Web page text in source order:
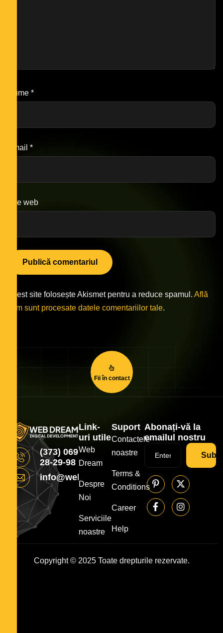
Nume *
Email *
Site web
Acest site folosește Akismet pentru a reduce spamul. Află
cum sunt procesate datele comentariilor tale.
Fii în contact
(373) 069
28-29-98
info@webdream.md
Link-
uri utile
Web
Dream
Despre
Noi
Serviciile
noastre
Suport
Contactele
noastre
Terms &
Conditions
Career
Help
Abonați-vă la
emailul nostru
Copyright © 2025 Toate drepturile rezervate.